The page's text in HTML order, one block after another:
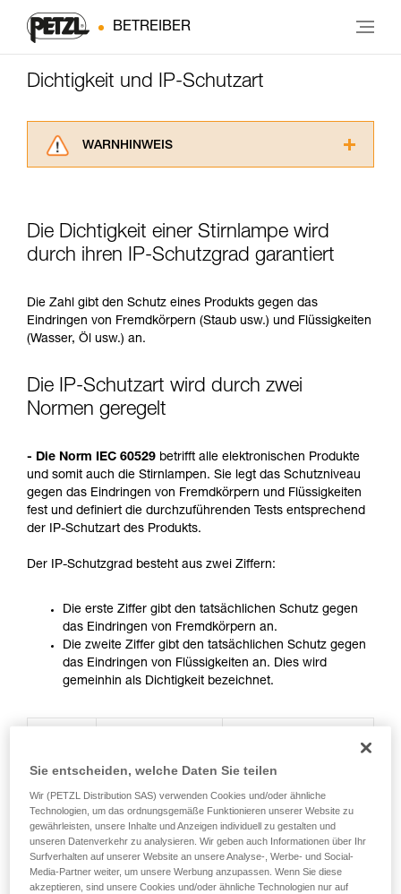
BETREIBER
Dichtigkeit und IP-Schutzart
WARNHINWEIS
ziehen. Um diese Zusatzinformationen
verstehen zu können, müssen Sie zuerst die in
der Gebrauchsanweisung enthaltenen
Die Beherrschung dieser Techniken setzt eine
entsprechende Ausbildung und ein spezielles
Training voraus. Prüfen Sie zusammen mit
Vorgang alleine sicher zu wiederholen, bevor
Sie ihn eigenständig durchführen.
Wir geben Beispiele für die mit Ihrer Aktivität
Die Dichtigkeit einer Stirnlampe wird
durch ihren IP-Schutzgrad garantiert
Die Zahl gibt den Schutz eines Produkts gegen das
Eindringen von Fremdkörpern (Staub usw.) und Flüssigkeiten
(Wasser, Öl usw.) an.
Die IP-Schutzart wird durch zwei
Normen geregelt
- Die Norm IEC 60529 betrifft alle elektronischen Produkte
und somit auch die Stirnlampen. Sie legt das Schutzniveau
gegen das Eindringen von Fremdkörpern und Flüssigkeiten
fest und definiert die durchzuführenden Tests entsprechend
der IP-Schutzart des Produkts.
Der IP-Schutzgrad besteht aus zwei Ziffern:
Die erste Ziffer gibt den tatsächlichen Schutz gegen
das Eindringen von Fremdkörpern an.
Die zweite Ziffer gibt den tatsächlichen Schutz gegen
das Eindringen von Flüssigkeiten an. Dies wird
gemeinhin als Dichtigkeit bezeichnet.
Kennziffer
Schutz gegen das
Eindringen von
Fremdkörpern
Eindringen von
Wasser mit
schädlicher Wirkung
0 Kein Schutz Kein Schutz
Sie entscheiden, welche Daten Sie teilen
Wir (PETZL Distribution SAS) verwenden Cookies und/oder ähnliche
Technologien, um das ordnungsgemäße Funktionieren unserer Website zu
gewährleisten, unsere Inhalte und Anzeigen individuell zu gestalten und
unseren Datenverkehr zu analysieren. Wir geben auch Informationen über Ihr
Surfverhalten auf unserer Website an unsere Analyse-, Werbe- und Social-
Media-Partner weiter, um unsere Werbung anzupassen. Wenn Sie diese
akzeptieren, sind unsere Cookies und/oder ähnliche Technologien nur auf